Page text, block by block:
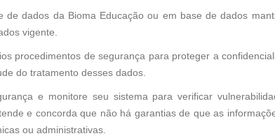
de dados da Bioma Educação ou em base de dados
vigente.
procedimentos de segurança para proteger a
do tratamento desses dados.
e monitore seu sistema para verificar
e concorda que não há garantias de que as
ou administrativas.